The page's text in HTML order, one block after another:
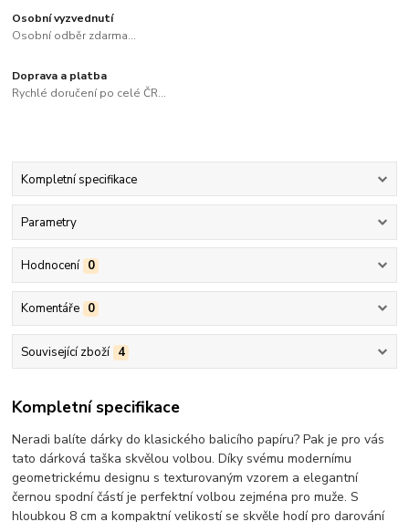
Osobní vyzvednutí
Osobní odběr zdarma...
Doprava a platba
Rychlé doručení po celé ČR...
Kompletní specifikace
Parametry
Hodnocení 0
Komentáře 0
Související zboží 4
Kompletní specifikace
Neradi balíte dárky do klasického balicího papíru? Pak je pro vás
tato dárková taška skvělou volbou. Díky svému modernímu
geometrickému designu s texturovaným vzorem a elegantní
černou spodní částí je perfektní volbou zejména pro muže. S
hloubkou 8 cm a kompaktní velikostí se skvěle hodí pro darování